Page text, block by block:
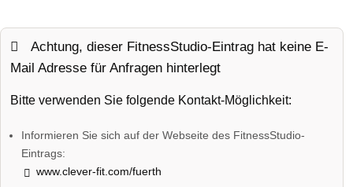
Achtung, dieser FitnessStudio-Eintrag hat keine E-
Mail Adresse für Anfragen hinterlegt
Bitte verwenden Sie folgende Kontakt-Möglichkeit:
Informieren Sie sich auf der Webseite des FitnessStudio-
Eintrags:
www.clever-fit.com/fuerth